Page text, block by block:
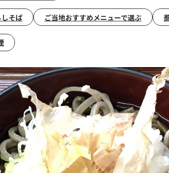
そば ご当地おすすめメニューで選ぶ